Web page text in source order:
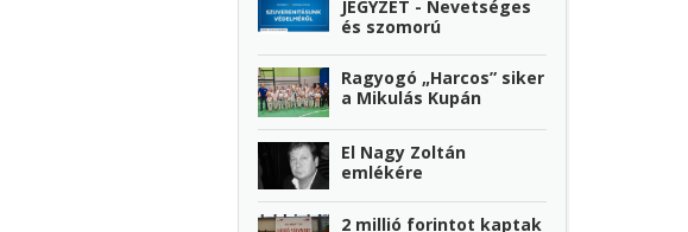
JEGYZET - Nevetséges
és szomorú
Ragyogó „Harcos” siker
a Mikulás Kupán
El Nagy Zoltán
emlékére
2 millió forintot kaptak